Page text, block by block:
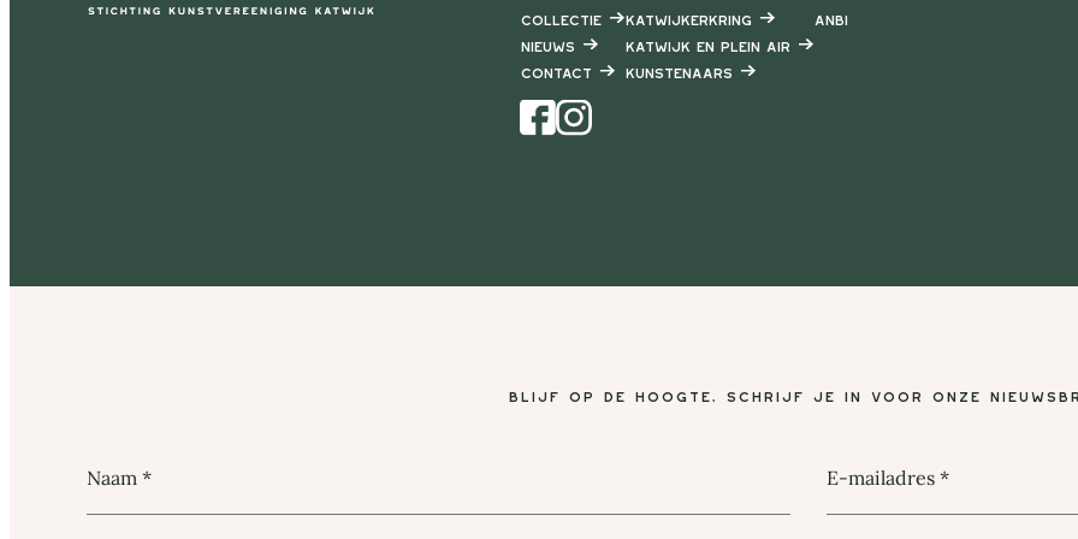
Collectie
Nieuws
Contact
Facebook Instagram
Katwijkerkring
Katwijk en Plein air
Kunstenaars
ANBI
Blijf op de hoogte, schrijf je in voor onze
Naam * E-mailadres *